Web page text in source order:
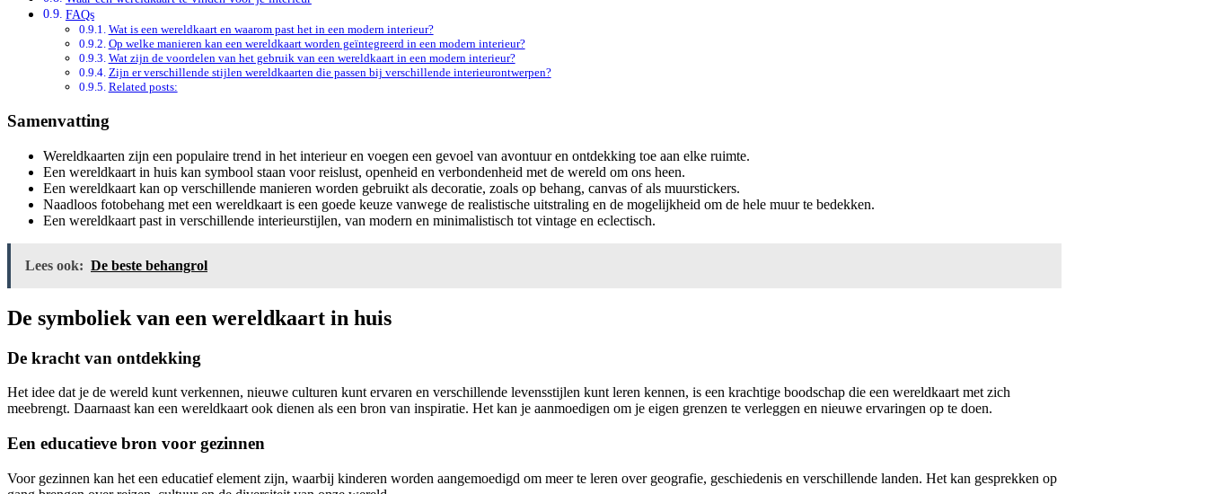
FAQs
Wat is een wereldkaart en waarom past het in een modern interieur?
Op welke manieren kan een wereldkaart worden geïntegreerd in een modern interieur?
Wat zijn de voordelen van het gebruik van een wereldkaart in een modern interieur?
Zijn er verschillende stijlen wereldkaarten die passen bij verschillende interieurontwerpen?
Related posts:
Samenvatting
Wereldkaarten zijn een populaire trend in het interieur en voegen een gevoel van avontuur en ontdekking toe aan elke ruimte.
Een wereldkaart in huis kan symbool staan voor reislust, openheid en verbondenheid met de wereld om ons heen.
Een wereldkaart kan op verschillende manieren worden gebruikt als decoratie, zoals op behang, canvas of als muurstickers.
Naadloos fotobehang met een wereldkaart is een goede keuze vanwege de realistische uitstraling en de mogelijkheid om de hele muur te bedekken.
Een wereldkaart past in verschillende interieurstijlen, van modern en minimalistisch tot vintage en eclectisch.
Lees ook: De beste behangrol
De symboliek van een wereldkaart in huis
De kracht van ontdekking
Het idee dat je de wereld kunt verkennen, nieuwe culturen kunt ervaren en verschillende levensstijlen kunt leren kennen, is een krachtige boodschap die een wereldkaart met zich
meebrengt. Daarnaast kan een wereldkaart ook dienen als een bron van inspiratie. Het kan je aanmoedigen om je eigen grenzen te verleggen en nieuwe ervaringen op te doen.
Een educatieve bron voor gezinnen
Voor gezinnen kan het een educatief element zijn, waarbij kinderen worden aangemoedigd om meer te leren over geografie, geschiedenis en verschillende landen. Het kan gesprekken op